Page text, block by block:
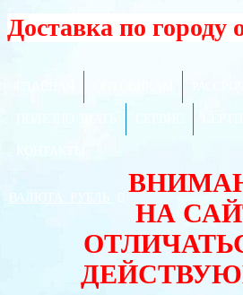
Доставка по городу
ВАЛЮТА:
НА